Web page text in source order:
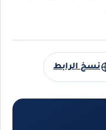
نسخ الرابط